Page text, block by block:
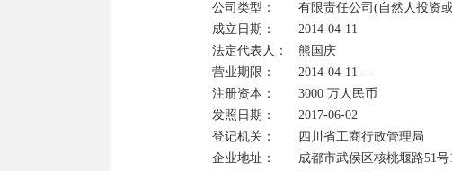
公司类型：	有限责任公司(自然人投资或控股)
成立日期：	2014-04-11
法定代表人：	熊国庆
营业期限：	2014-04-11 - -
注册资本：	3000 万人民币
发照日期：	2017-06-02
登记机关：	四川省工商行政管理局
企业地址：	成都市武侯区核桃堰路51号1栋3单元5层13号